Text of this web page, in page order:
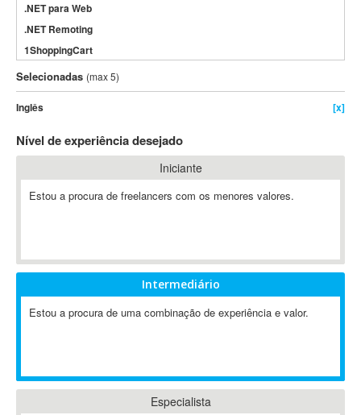
.NET para Web
.NET Remoting
1ShoppingCart
3DS Max
3GSM
4D Dimension
802.11
A&P
A2Billing
ABAP
ABBYY FineReader
Ableton Live
Selecionadas (max 5)
Inglês [x]
Nível de experiência desejado
Iniciante
Estou a procura de freelancers com os menores valores.
Intermediário
Estou a procura de uma combinação de experiência e valor.
Especialista